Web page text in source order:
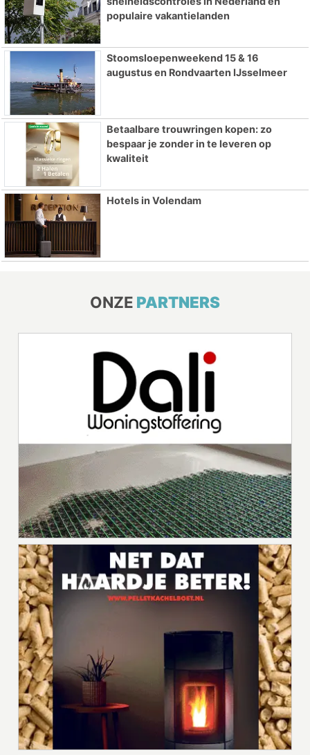
populaire vakantielanden
Stoomsloepenweekend 15 & 16
augustus en Rondvaarten IJsselmeer
Betaalbare trouwringen kopen: zo
bespaar je zonder in te leveren op
kwaliteit
Hotels in Volendam
ONZE PARTNERS